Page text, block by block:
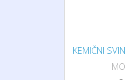
KEMIČNI